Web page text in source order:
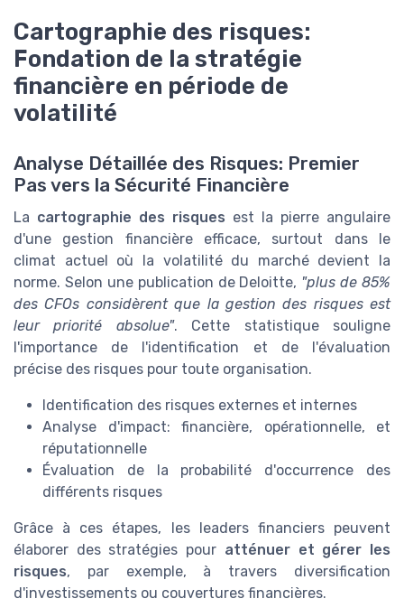
Cartographie des risques:
Fondation de la stratégie
financière en période de
volatilité
Analyse Détaillée des Risques: Premier
Pas vers la Sécurité Financière
La cartographie des risques est la pierre angulaire
d'une gestion financière efficace, surtout dans le
climat actuel où la volatilité du marché devient la
norme. Selon une publication de Deloitte, "plus de 85%
des CFOs considèrent que la gestion des risques est
leur priorité absolue". Cette statistique souligne
l'importance de l'identification et de l'évaluation
précise des risques pour toute organisation.
Identification des risques externes et internes
Analyse d'impact: financière, opérationnelle, et
réputationnelle
Évaluation de la probabilité d'occurrence des
différents risques
Grâce à ces étapes, les leaders financiers peuvent
élaborer des stratégies pour atténuer et gérer les
risques, par exemple, à travers diversification
d'investissements ou couvertures financières.